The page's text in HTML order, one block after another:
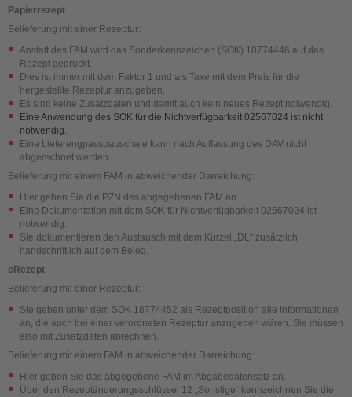
Papierrezept
Belieferung mit einer Rezeptur:
Anstatt des FAM wird das Sonderkennzeichen (SOK) 18774446 auf das
Rezept gedruckt.
Dies ist immer mit dem Faktor 1 und als Taxe mit dem Preis für die
hergestellte Rezeptur anzugeben.
Es sind keine Zusatzdaten und damit auch kein neues Rezept notwendig.
Eine Anwendung des SOK für die Nichtverfügbarkeit 02567024 ist nicht
notwendig.
Eine Lieferengpasspauschale kann nach Auffassung des DAV nicht
abgerechnet werden.
Belieferung mit einem FAM in abweichender Darreichung:
Hier geben Sie die PZN des abgegebenen FAM an.
Eine Dokumentation mit dem SOK für Nichtverfügbarkeit 02567024 ist
notwendig.
Sie dokumentieren den Austausch mit dem Kürzel „DL“ zusätzlich
handschriftlich auf dem Beleg.
eRezept
Belieferung mit einer Rezeptur:
Sie geben unter dem SOK 18774452 als Rezeptposition alle Informationen
an, die auch bei einer verordneten Rezeptur anzugeben wären. Sie müssen
also mit Zusatzdaten abrechnen.
Belieferung mit einem FAM in abweichender Darreichung:
Hier geben Sie das abgegebene FAM im Abgabedatensatz an.
Über den Rezeptänderungsschlüssel 12 „Sonstige“ kennzeichnen Sie die